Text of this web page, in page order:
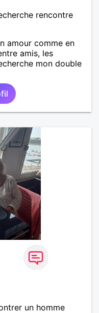
rencontre
amour comme en
amis, les
mon double
un homme